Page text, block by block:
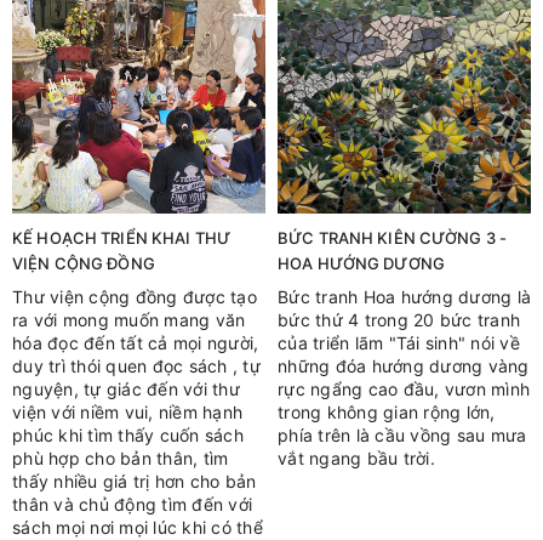
KẾ HOẠCH TRIỂN KHAI THƯ
VIỆN CỘNG ĐỒNG
Thư viện cộng đồng được tạo
ra với mong muốn mang văn
hóa đọc đến tất cả mọi người,
duy trì thói quen đọc sách , tự
nguyện, tự giác đến với thư
viện với niềm vui, niềm hạnh
phúc khi tìm thấy cuốn sách
phù hợp cho bản thân, tìm
thấy nhiều giá trị hơn cho bản
thân và chủ động tìm đến với
sách mọi nơi mọi lúc khi có thể
BỨC TRANH KIÊN CƯỜNG 3 -
HOA HƯỚNG DƯƠNG
Bức tranh Hoa hướng dương là
bức thứ 4 trong 20 bức tranh
của triển lãm "Tái sinh" nói về
những đóa hướng dương vàng
rực ngẩng cao đầu, vươn mình
trong không gian rộng lớn,
phía trên là cầu vồng sau mưa
vắt ngang bầu trời.